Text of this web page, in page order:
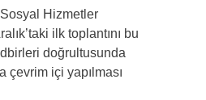
Hizmetler
ilk toplantını bu
doğrultusunda
çevrim içi yapılması